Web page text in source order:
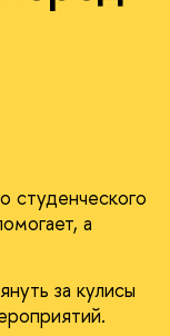
студенческого
а
за кулисы